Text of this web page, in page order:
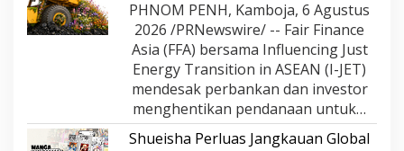
PHNOM PENH, Kamboja, 6 Agustus
2026 /PRNewswire/ -- Fair Finance
Asia (FFA) bersama Influencing Just
Energy Transition in ASEAN (I-JET)
mendesak perbankan dan investor
menghentikan pendanaan untuk…
Shueisha Perluas Jangkauan Global